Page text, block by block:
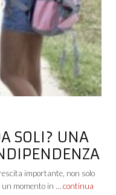
SOLI? UNA
importante, non solo
momento in … continua